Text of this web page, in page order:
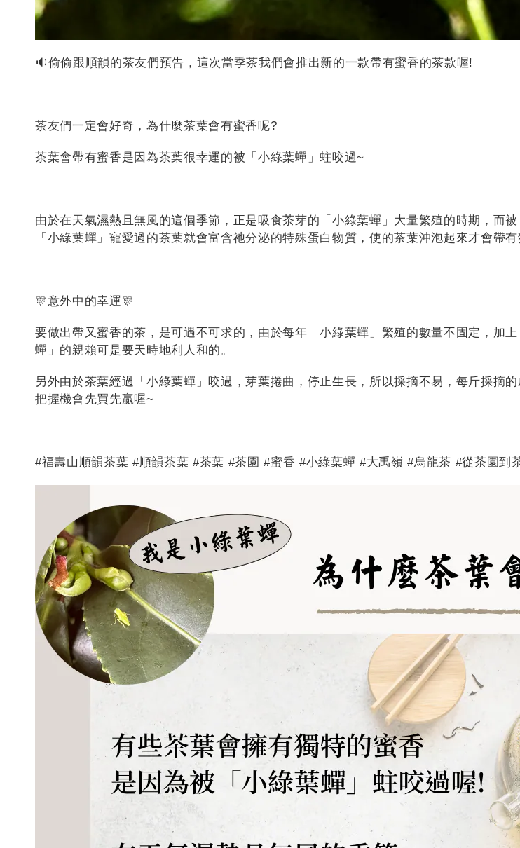
🔉偷偷跟順韻的茶友們預告，這次當季茶我們會推出新的一款帶有蜜香的茶款喔!
茶友們一定會好奇，為什麼茶葉會有蜜香呢?
茶葉會帶有蜜香是因為茶葉很幸運的被「小綠葉蟬」蛀咬過~
由於在天氣濕熱且無風的這個季節，正是吸食茶芽的「小綠葉蟬」大量繁殖的時期，而
「小綠葉蟬」寵愛過的茶葉就會富含祂分泌的特殊蛋白物質，使的茶葉沖泡起來才會帶有
🎊意外中的幸運🎊
要做出帶又蜜香的茶，是可遇不可求的，由於每年「小綠葉蟬」繁殖的數量不固定，加
蟬」的親賴可是要天時地利人和的。
另外由於茶葉經過「小綠葉蟬」咬過，芽葉捲曲，停止生長，所以採摘不易，每斤採摘
把握機會先買先贏喔~
#福壽山順韻茶葉 #順韻茶葉 #茶葉 #茶園 #蜜香 #小綠葉蟬 #大禹嶺 #烏龍茶 #從茶園到